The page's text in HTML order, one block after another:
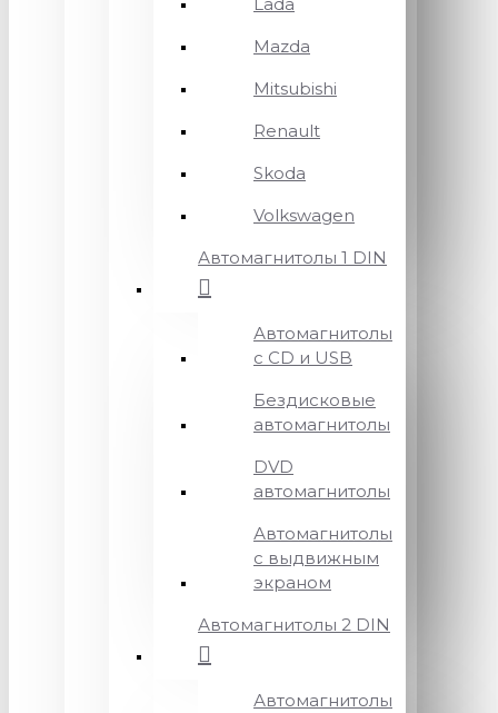
Mazda
Mitsubishi
Renault
Skoda
Volkswagen
Автомагнитолы 1 DIN
Автомагнитолы
с CD и USB
Бездисковые
автомагнитолы
DVD
автомагнитолы
Автомагнитолы
с выдвижным
экраном
Автомагнитолы 2 DIN
Автомагнитолы